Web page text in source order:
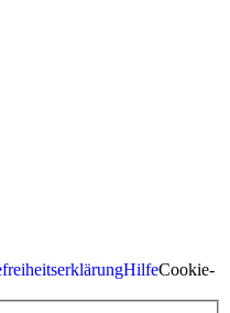
HilfeCookie-